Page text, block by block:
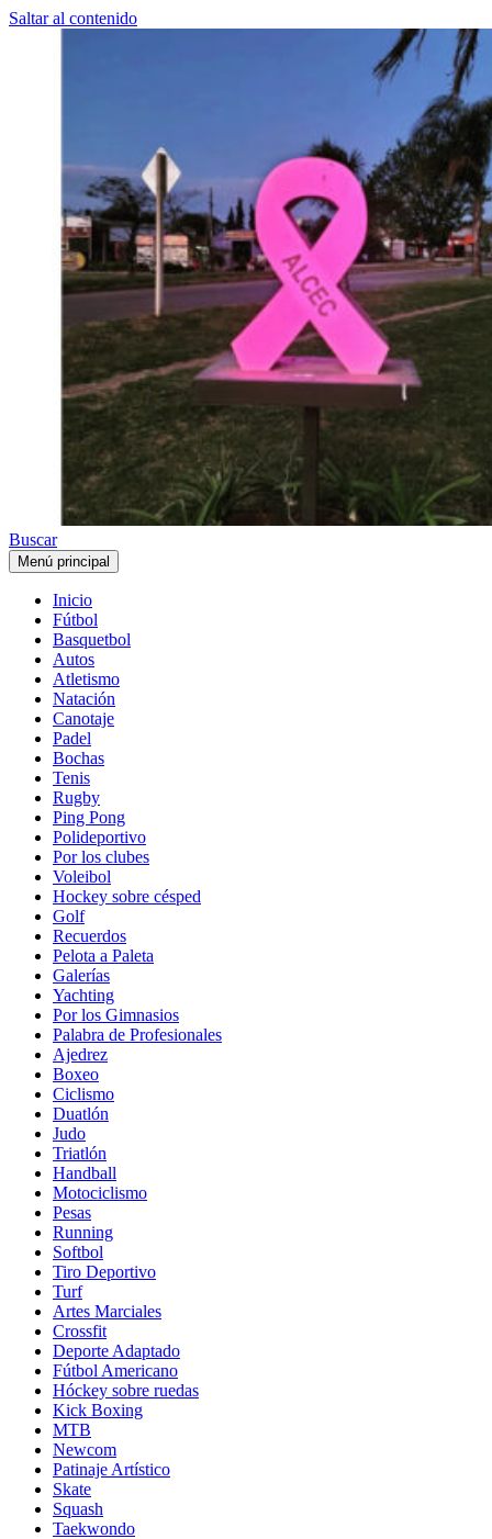
Saltar al contenido
Buscar
Menú principal
Inicio
Fútbol
Basquetbol
Autos
Atletismo
Natación
Canotaje
Padel
Bochas
Tenis
Rugby
Ping Pong
Polideportivo
Por los clubes
Voleibol
Hockey sobre césped
Golf
Recuerdos
Pelota a Paleta
Galerías
Yachting
Por los Gimnasios
Palabra de Profesionales
Ajedrez
Boxeo
Ciclismo
Duatlón
Judo
Triatlón
Handball
Motociclismo
Pesas
Running
Softbol
Tiro Deportivo
Turf
Artes Marciales
Crossfit
Deporte Adaptado
Fútbol Americano
Hóckey sobre ruedas
Kick Boxing
MTB
Newcom
Patinaje Artístico
Skate
Squash
Taekwondo